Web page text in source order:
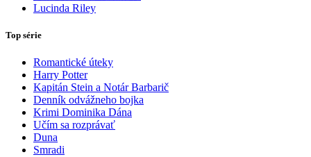
Lucinda Riley
Top série
Romantické úteky
Harry Potter
Kapitán Stein a Notár Barbarič
Denník odvážneho bojka
Krimi Dominika Dána
Učím sa rozprávať
Duna
Smradi